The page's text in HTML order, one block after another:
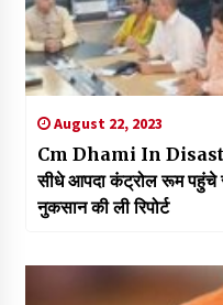
August 22, 2023
Cm Dhami In
सीधे आपदा कंट्रोल रूम पहुंचे
नुकसान की ली रिपोर्ट